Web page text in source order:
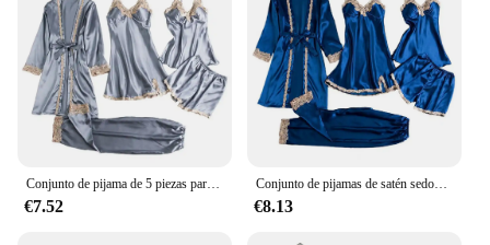
€7.52
Conjunto de pijamas de satén sedoso para mujer, camisón, Top, pantalones cortos, encaje, cintura delgada, ropa de dormir para el hogar, 5 piezas por juego
€8.13